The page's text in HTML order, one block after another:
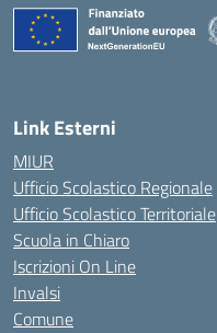
Link Esterni
MIUR
Ufficio Scolastico Regionale
Ufficio Scolastico Territoriale
Scuola in Chiaro
Iscrizioni On Line
Invalsi
Comune